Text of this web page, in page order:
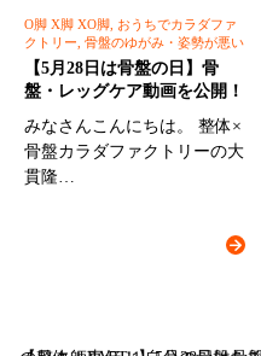
O脚 X脚 XO脚, おうちでカラダファ
クトリー, 骨盤のゆがみ・姿勢が悪い
【5月28日は骨盤の日】骨
盤・レッグケア動画を公開！
みなさんこんにちは。 整体×
骨盤カラダファクトリーの大
貫隆…